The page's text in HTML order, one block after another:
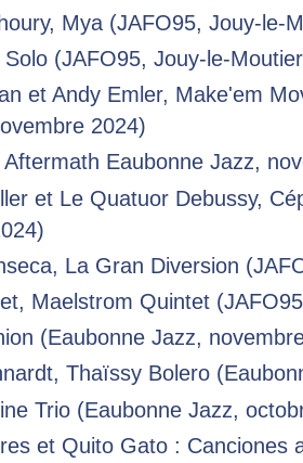
Mya (JAFO95, Jouy-le-
(JAFO95, Jouy-le-
et Andy Emler, Make'em
2024)
Eaubonne Jazz,
et Le Quatuor Debussy,
La Gran Diversion
Maelstrom Quintet
(Eaubonne Jazz,
Thaïssy Bolero
Trio (Eaubonne Jazz,
et Quito Gato : Canciones